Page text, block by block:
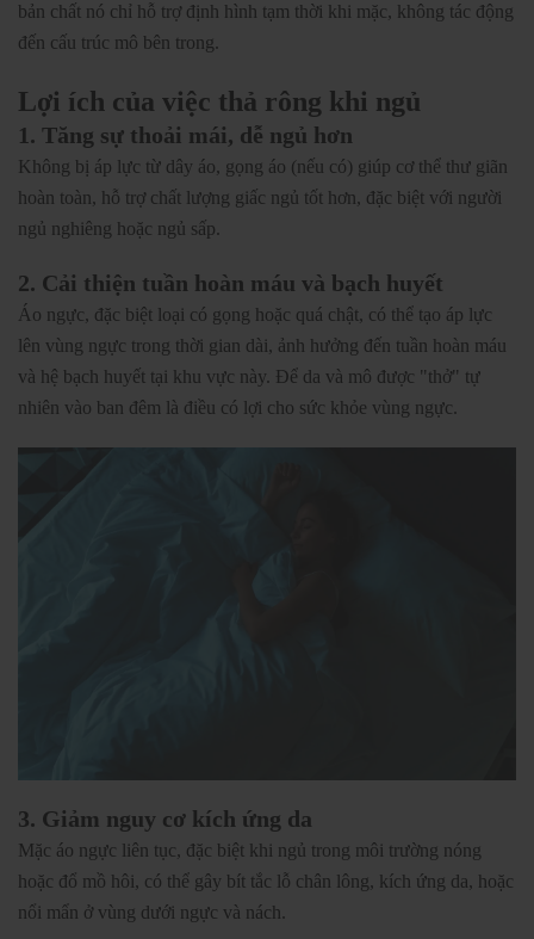
bản chất nó chỉ hỗ trợ định hình tạm thời khi mặc, không tác động
đến cấu trúc mô bên trong.
Lợi ích của việc thả rông khi ngủ
1. Tăng sự thoải mái, dễ ngủ hơn
Không bị áp lực từ dây áo, gọng áo (nếu có) giúp cơ thể thư giãn
hoàn toàn, hỗ trợ chất lượng giấc ngủ tốt hơn, đặc biệt với người
ngủ nghiêng hoặc ngủ sấp.
2. Cải thiện tuần hoàn máu và bạch huyết
Áo ngực, đặc biệt loại có gọng hoặc quá chật, có thể tạo áp lực
lên vùng ngực trong thời gian dài, ảnh hưởng đến tuần hoàn máu
và hệ bạch huyết tại khu vực này. Để da và mô được "thở" tự
nhiên vào ban đêm là điều có lợi cho sức khỏe vùng ngực.
3. Giảm nguy cơ kích ứng da
Mặc áo ngực liên tục, đặc biệt khi ngủ trong môi trường nóng
hoặc đổ mồ hôi, có thể gây bít tắc lỗ chân lông, kích ứng da, hoặc
nổi mẩn ở vùng dưới ngực và nách.